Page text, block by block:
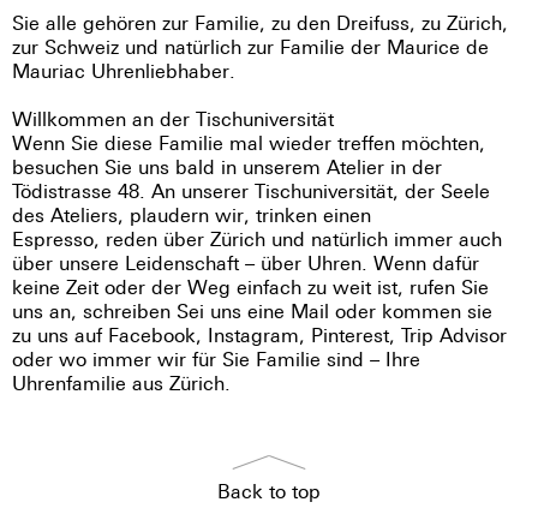
Sie alle gehören zur Familie, zu den Dreifuss, zu Zürich,
zur Schweiz und natürlich zur Familie der Maurice de
Mauriac Uhrenliebhaber.
Willkommen an der Tischuniversität
Wenn Sie diese Familie mal wieder treffen möchten,
besuchen Sie uns bald in unserem Atelier in der
Tödistrasse 48. An unserer Tischuniversität, der Seele
des Ateliers, plaudern wir, trinken einen
Espresso, reden über Zürich und natürlich immer auch
über unsere Leidenschaft – über Uhren. Wenn dafür
keine Zeit oder der Weg einfach zu weit ist, rufen Sie
uns an, schreiben Sei uns eine Mail oder kommen sie
zu uns auf Facebook, Instagram, Pinterest, Trip Advisor
oder wo immer wir für Sie Familie sind – Ihre
Uhrenfamilie aus Zürich.
Back to top